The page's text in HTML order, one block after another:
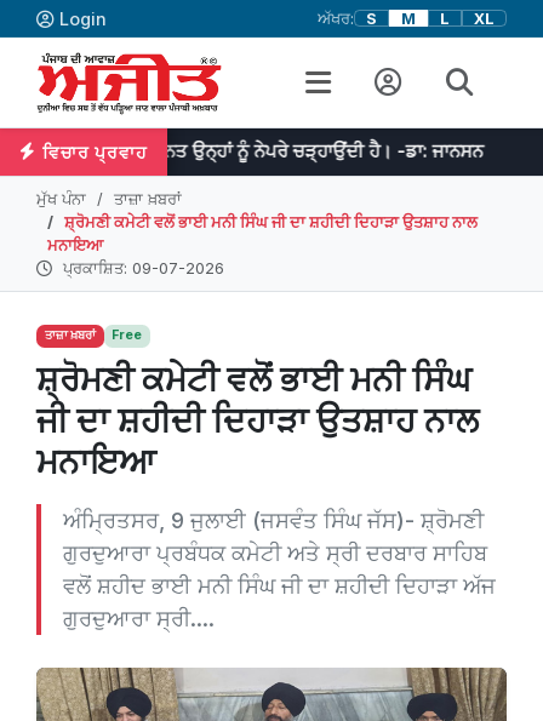
Login ਅੱਖਰ: S M L XL
ਵਿਚਾਰ ਪ੍ਰਵਾਹ
ਤੇ ਮਿਹਨਤ ਉਨ੍ਹਾਂ ਨੂੰ ਨੇਪਰੇ ਚੜ੍ਹਾਉਂਦੀ ਹੈ। -ਡਾ: ਜਾਨਸਨ ਜੇਕਰ ਤੁਹਾਡੇ
ਮੁੱਖ ਪੰਨਾ
ਤਾਜ਼ਾ ਖ਼ਬਰਾਂ
ਸ਼੍ਰੋਮਣੀ ਕਮੇਟੀ ਵਲੋਂ ਭਾਈ ਮਨੀ ਸਿੰਘ ਜੀ ਦਾ ਸ਼ਹੀਦੀ ਦਿਹਾੜਾ ਉਤਸ਼ਾਹ ਨਾਲ
ਮਨਾਇਆ
ਪ੍ਰਕਾਸ਼ਿਤ: 09-07-2026
ਤਾਜ਼ਾ ਖ਼ਬਰਾਂ Free
ਸ਼੍ਰੋਮਣੀ ਕਮੇਟੀ ਵਲੋਂ ਭਾਈ ਮਨੀ ਸਿੰਘ
ਜੀ ਦਾ ਸ਼ਹੀਦੀ ਦਿਹਾੜਾ ਉਤਸ਼ਾਹ ਨਾਲ
ਮਨਾਇਆ
ਅੰਮ੍ਰਿਤਸਰ, 9 ਜੁਲਾਈ (ਜਸਵੰਤ ਸਿੰਘ ਜੱਸ)- ਸ਼੍ਰੋਮਣੀ
ਗੁਰਦੁਆਰਾ ਪ੍ਰਬੰਧਕ ਕਮੇਟੀ ਅਤੇ ਸ੍ਰੀ ਦਰਬਾਰ ਸਾਹਿਬ
ਵਲੋਂ ਸ਼ਹੀਦ ਭਾਈ ਮਨੀ ਸਿੰਘ ਜੀ ਦਾ ਸ਼ਹੀਦੀ ਦਿਹਾੜਾ ਅੱਜ
ਗੁਰਦੁਆਰਾ ਸ੍ਰੀ....